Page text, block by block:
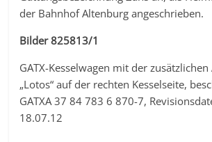
der Bahnhof Altenburg angeschrieben.
Bilder 825813/1
GATX-Kesselwagen mit der
„Lotos“ auf der rechten Kesselseite,
GATXA 37 84 783 6 870-7,
18.07.12